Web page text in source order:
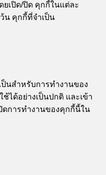
เปิด/ปิด คุกกี้ในแต่ละ
น คุกกี้ที่จำเป็น
นสำหรับการทำงานของ
ได้อย่างเป็นปกติ และเข้า
การทำงานของคุกกี้นี้ใน